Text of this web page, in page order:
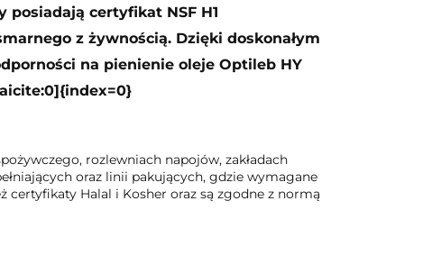
posiadają certyfikat NSF H1
z żywnością. Dzięki doskonałym
na pienienie oleje Optileb HY
rozlewniach napojów, zakładach
oraz linii pakujących, gdzie wymagane
certyfikaty Halal i Kosher oraz są zgodne z normą